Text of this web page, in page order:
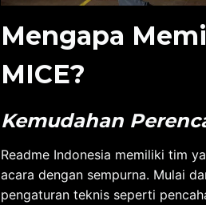
Mengapa
MICE?
Kemudahan
Readme Indonesia memiliki tim
acara dengan sempurna. Mulai
pengaturan teknis seperti